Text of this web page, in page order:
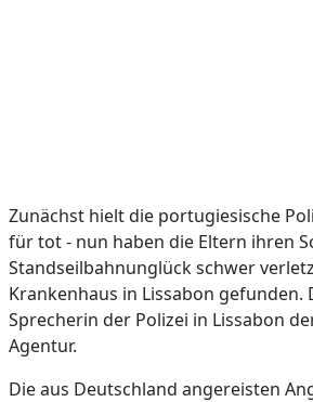
Zunächst hielt die portugiesische
für tot - nun haben die Eltern ihren
Standseilbahnunglück schwer
Krankenhaus in Lissabon gefunden.
Sprecherin der Polizei in Lissabon
Agentur.
Die aus Deutschland angereisten